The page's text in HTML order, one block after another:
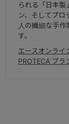
られる「日本製
ン、そしてプ
人の繊細な手作
す。
エースオンラ
PROTECA ブラ